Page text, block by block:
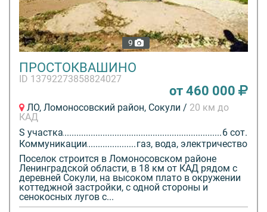
9
ПРОСТОКВАШИНО
ID 13792273858824027
от 460 000
ЛО, Ломоносовский район, Сокули / 20 км до
КАД
S участка
6 сот.
Коммуникации
газ, вода, электричество
Поселок строится в Ломоносовском районе
Ленинградской области, в 18 км от КАД рядом с
деревней Сокули, на высоком плато в окружении
коттеджной застройки, с одной стороны и
сенокосных лугов с...